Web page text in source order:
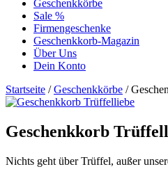
Geschenkkörbe
Sale %
Firmengeschenke
Geschenkkorb-Magazin
Über Uns
Dein Konto
Startseite /Geschenkkörbe /
Geschenkkorb
Nichts geht über Trüffel, außer